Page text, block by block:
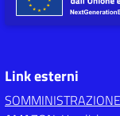
Link esterni